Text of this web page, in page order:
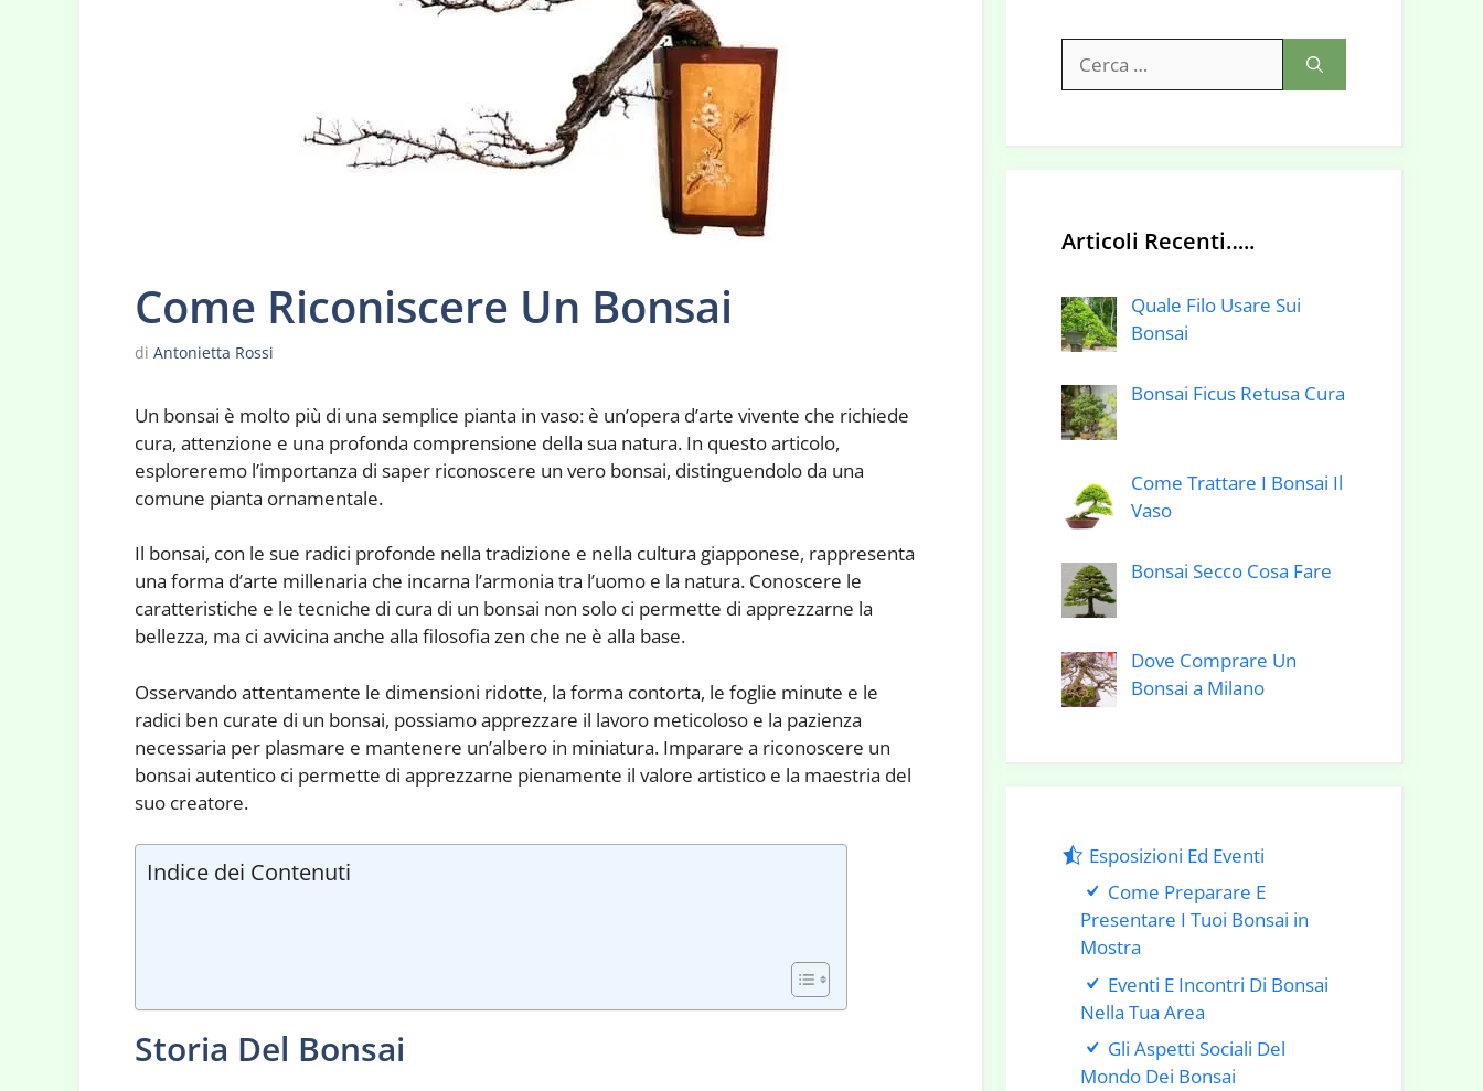
Come Riconiscere Un Bonsai
di Antonietta Rossi
Un bonsai è molto più di una semplice pianta in vaso: è un’opera d’arte vivente che richiede
cura, attenzione e una profonda comprensione della sua natura. In questo articolo,
esploreremo l’importanza di saper riconoscere un vero bonsai, distinguendolo da una
comune pianta ornamentale.
Il bonsai, con le sue radici profonde nella tradizione e nella cultura giapponese, rappresenta
una forma d’arte millenaria che incarna l’armonia tra l’uomo e la natura. Conoscere le
caratteristiche e le tecniche di cura di un bonsai non solo ci permette di apprezzarne la
bellezza, ma ci avvicina anche alla filosofia zen che ne è alla base.
Osservando attentamente le dimensioni ridotte, la forma contorta, le foglie minute e le
radici ben curate di un bonsai, possiamo apprezzare il lavoro meticoloso e la pazienza
necessaria per plasmare e mantenere un’albero in miniatura. Imparare a riconoscere un
bonsai autentico ci permette di apprezzarne pienamente il valore artistico e la maestria del
suo creatore.
Indice dei Contenuti
Storia Del Bonsai
per:
Articoli Recenti…..
Quale Filo Usare Sui
Bonsai
Bonsai Ficus Retusa Cura
Come Trattare I Bonsai Il
Vaso
Bonsai Secco Cosa Fare
Dove Comprare Un
Bonsai a Milano
Esposizioni Ed Eventi
Come Preparare E
Presentare I Tuoi Bonsai in
Mostra
Eventi E Incontri Di Bonsai
Nella Tua Area
Gli Aspetti Sociali Del
Mondo Dei Bonsai